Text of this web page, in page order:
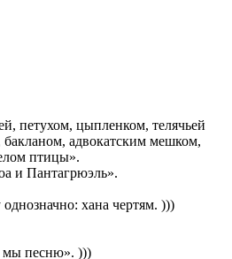
петухом, цыпленком, телячьей
бакланом, адвокатским мешком,
птицы».
и Пантагрюэль».
хана чертям. )))
мы песню». )))